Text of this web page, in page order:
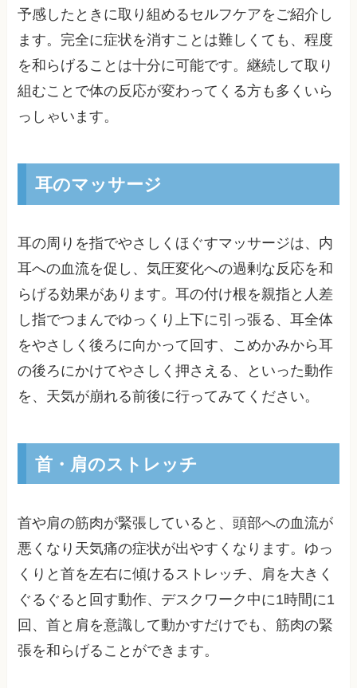
予感したときに取り組めるセルフケアをご紹介し
ます。完全に症状を消すことは難しくても、程度
を和らげることは十分に可能です。継続して取り
組むことで体の反応が変わってくる方も多くいら
っしゃいます。
耳のマッサージ
耳の周りを指でやさしくほぐすマッサージは、内
耳への血流を促し、気圧変化への過剰な反応を和
らげる効果があります。耳の付け根を親指と人差
し指でつまんでゆっくり上下に引っ張る、耳全体
をやさしく後ろに向かって回す、こめかみから耳
の後ろにかけてやさしく押さえる、といった動作
を、天気が崩れる前後に行ってみてください。
首・肩のストレッチ
首や肩の筋肉が緊張していると、頭部への血流が
悪くなり天気痛の症状が出やすくなります。ゆっ
くりと首を左右に傾けるストレッチ、肩を大きく
ぐるぐると回す動作、デスクワーク中に1時間に1
回、首と肩を意識して動かすだけでも、筋肉の緊
張を和らげることができます。